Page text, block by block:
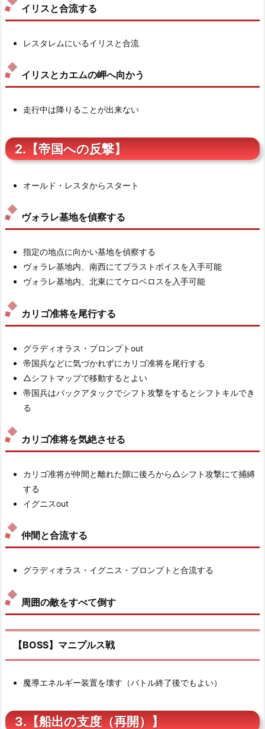
イリスと合流する
レスタレムにいるイリスと合流
イリスとカエムの岬へ向かう
走行中は降りることが出来ない
2.【帝国への反撃】
オールド・レスタからスタート
ヴォラレ基地を偵察する
指定の地点に向かい基地を偵察する
ヴォラレ基地内、南西にてブラストボイスを入手可能
ヴォラレ基地内、北東にてケロベロスを入手可能
カリゴ准将を尾行する
グラディオラス・プロンプトout
帝国兵などに気づかれずにカリゴ准将を尾行する
△シフトマップで移動するとよい
帝国兵はバックアタックでシフト攻撃をするとシフトキルでき
る
カリゴ准将を気絶させる
カリゴ准将が仲間と離れた隙に後ろから△シフト攻撃にて捕縛
する
イグニスout
仲間と合流する
グラディオラス・イグニス・プロンプトと合流する
周囲の敵をすべて倒す
【BOSS】マニプルス戦
魔導エネルギー装置を壊す（バトル終了後でもよい）
3.【船出の支度（再開）】